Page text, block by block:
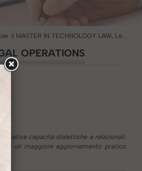
OPERATIONS
capacità dialettiche e relazionali.
un maggiore aggiornamento pratico